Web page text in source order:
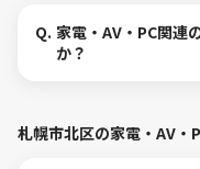
Q. 家電・AV・PC関連
か？
札幌市北区の家電・AV・